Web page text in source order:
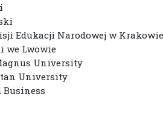
Edukacji Narodowej w Krakowie
we Lwowie
University
University